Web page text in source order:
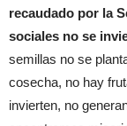
recaudado por la
sociales no se
semillas no se
cosecha, no hay
invierten, no